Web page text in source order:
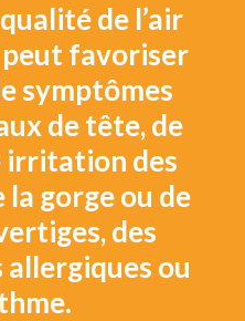
de l’air
favoriser
symptômes
de tête, de
irritation des
la gorge ou de
des
ou